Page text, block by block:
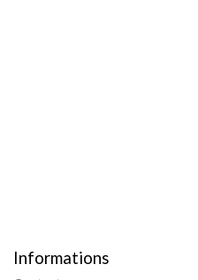
Informations